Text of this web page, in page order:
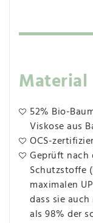
Material
52% Bio-
Viskose aus
OCS-
Geprüft nach
Schutzstoffe
maximalen
dass sie
als 98% der